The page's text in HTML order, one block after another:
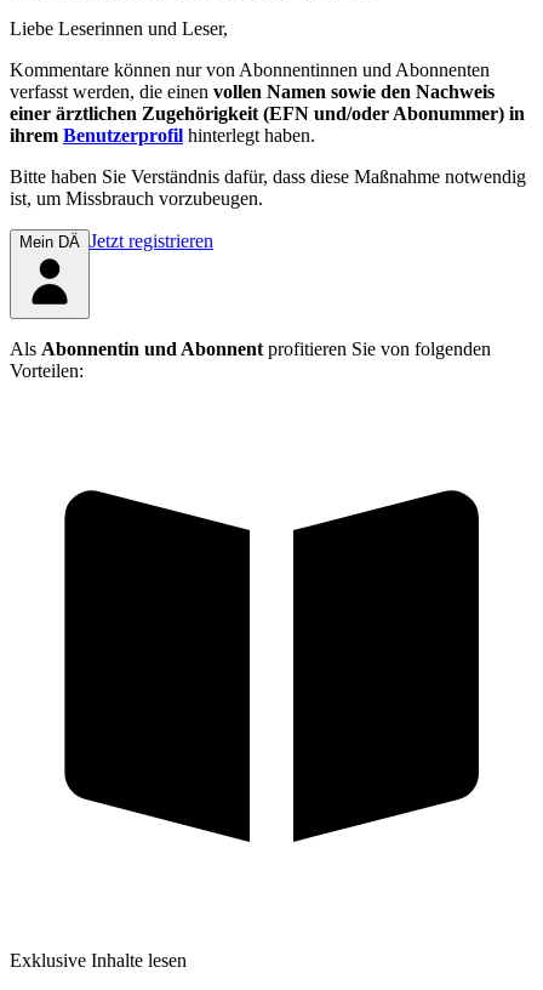
Liebe Leserinnen und Leser,
Kommentare können nur von Abonnentinnen und Abonnenten
verfasst werden, die einen vollen Namen sowie den Nachweis
einer ärztlichen Zugehörigkeit (EFN und/oder Abonummer) in
ihrem Benutzerprofil hinterlegt haben.
Bitte haben Sie Verständnis dafür, dass diese Maßnahme notwendig
ist, um Missbrauch vorzubeugen.
Mein DÄ Jetzt registrieren
Als Abonnentin und Abonnentprofitieren Sie von folgenden
Vorteilen:
Exklusive Inhalte lesen